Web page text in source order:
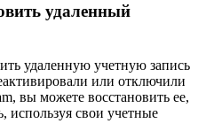
удаленный
удаленную учетную запись
или отключили
вы можете восстановить ее,
используя свои учетные